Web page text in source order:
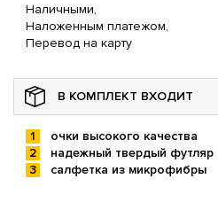
Наличными,
Наложенным платежом,
Перевод на карту
В КОМПЛЕКТ ВХОДИТ
очки высокого качества
надежный твердый футляр
салфетка из микрофибры